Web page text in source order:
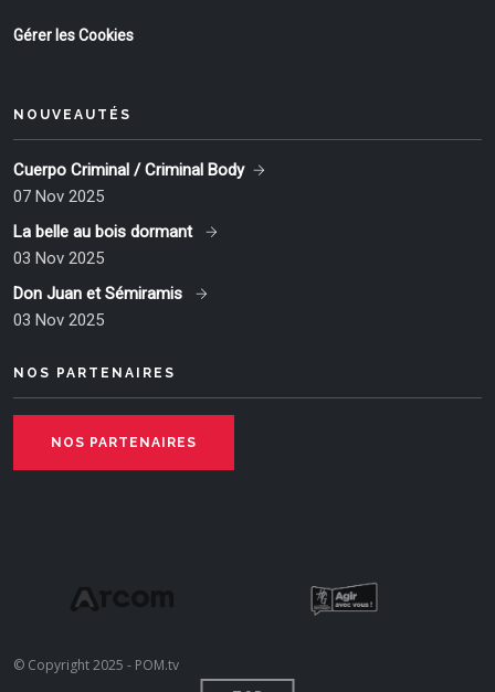
Gérer les Cookies
NOUVEAUTÉS
Cuerpo Criminal / Criminal Body
07 Nov 2025
La belle au bois dormant
03 Nov 2025
Don Juan et Sémiramis
03 Nov 2025
NOS PARTENAIRES
NOS PARTENAIRES
© Copyright 2025 - POM.tv